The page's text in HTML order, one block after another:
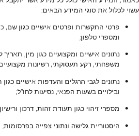
עשוי לכלול את סוגי המידע הבאים:
פרטי התקשרות ופרטים אישיים כגון שם,
ומספרי טלפון;
נתונים אישיים ומקצועיים כגון מין,
משפחתי, רקע תעסוקתי, רשיונות
נתונים לגבי הרגלים והעדפות אישיים
ובילויים בשעות הפנאי, נסיעות לחו”ל;
מספרי זיהוי כגון תעודת זהות, דרכון
היסטוריית גלישה ונתוני צפייה בפרסומות;